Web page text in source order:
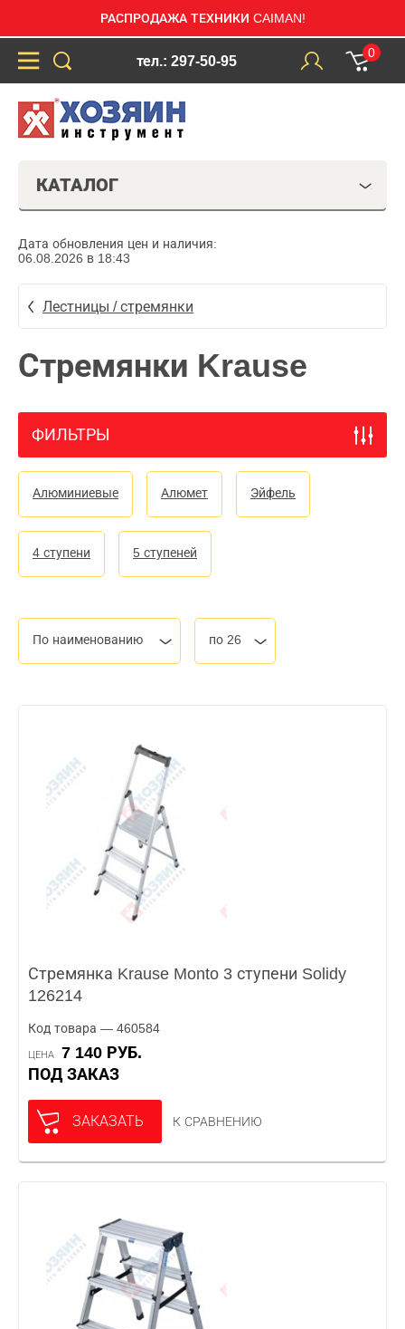
РАСПРОДАЖА ТЕХНИКИ CAIMAN!
тел.: 297-50-95
0
КАТАЛОГ
Дата обновления цен и наличия:
06.08.2026 в 18:43
Лестницы / стремянки
Стремянки Krause
ФИЛЬТРЫ
Алюминиевые Алюмет Эйфель
4 ступени 5 ступеней
По наименованию по 26
Стремянка Krause Monto 3 ступени Solidy
126214
Код товара — 460584
ЦЕНА
7 140 РУБ.
ПОД ЗАКАЗ
ЗАКАЗАТЬ К СРАВНЕНИЮ